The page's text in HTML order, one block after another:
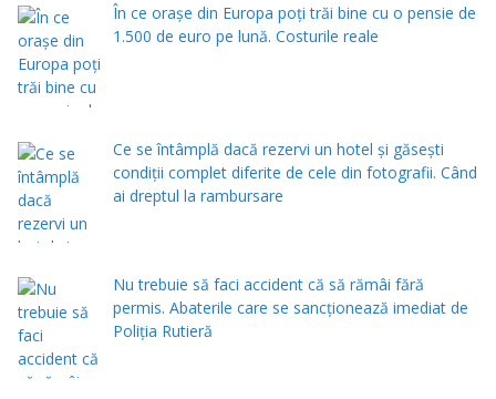
În ce orașe din Europa poți trăi bine cu o pensie de
1.500 de euro pe lună. Costurile reale
Ce se întâmplă dacă rezervi un hotel și găsești
condiții complet diferite de cele din fotografii. Când
ai dreptul la rambursare
Nu trebuie să faci accident că să rămâi fără
permis. Abaterile care se sancționează imediat de
Poliţia Rutieră